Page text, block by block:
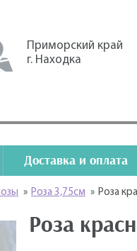
Приморский край
г. Находка
Доставка и оплата
» Роза 3,75см » Роза
Роза